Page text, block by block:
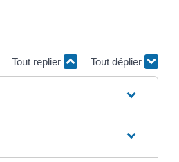
Tout replier Tout déplier